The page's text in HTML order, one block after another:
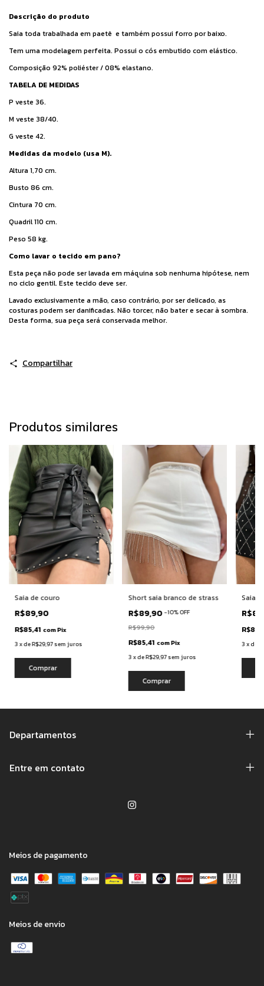
Descrição do produto
Saia toda trabalhada em paetê e também possui forro por baixo.
Tem uma modelagem perfeita. Possui o cós embutido com elástico.
Composição 92% poliéster / 08% elastano.
TABELA DE MEDIDAS
P veste 36.
M veste 38/40.
G veste 42.
Medidas da modelo (usa M).
Altura 1,70 cm.
Busto 86 cm.
Cintura 70 cm.
Quadril 110 cm.
Peso 58 kg.
Como lavar o tecido em pano?
Esta peça não pode ser lavada em máquina sob nenhuma hipótese, nem
no ciclo gentil. Este tecido deve ser.
Lavado exclusivamente a mão, caso contrário, por ser delicado, as
costuras podem ser danificadas. Não torcer, não bater e secar à sombra.
Desta forma, sua peça será conservada melhor.
Compartilhar
Produtos similares
Saia de couro
R$89,90
R$85,41 comPix
3xdeR$29,97sem juros
Comprar
Short saia branco de strass
R$89,90-10%OFF
R$99,90
R$85,41 comPix
3xdeR$29,97sem juros
Comprar
Saia
3 xde
Departamentos
Entre em contato
Meios de pagamento
Meios de envio